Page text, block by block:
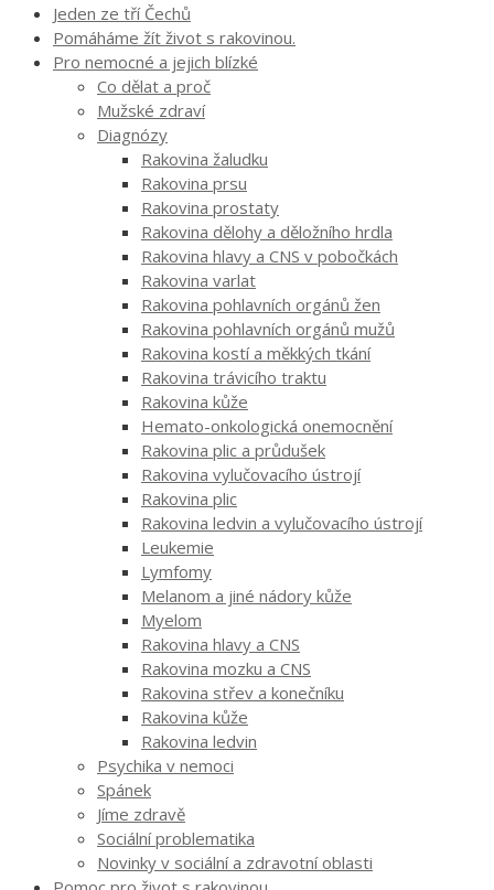
Jeden ze tří Čechů
Pomáháme žít život s rakovinou.
Pro nemocné a jejich blízké
Co dělat a proč
Mužské zdraví
Diagnózy
Rakovina žaludku
Rakovina prsu
Rakovina prostaty
Rakovina dělohy a děložního hrdla
Rakovina hlavy a CNS v pobočkách
Rakovina varlat
Rakovina pohlavních orgánů žen
Rakovina pohlavních orgánů mužů
Rakovina kostí a měkkých tkání
Rakovina trávicího traktu
Rakovina kůže
Hemato-onkologická onemocnění
Rakovina plic a průdušek
Rakovina vylučovacího ústrojí
Rakovina plic
Rakovina ledvin a vylučovacího ústrojí
Leukemie
Lymfomy
Melanom a jiné nádory kůže
Myelom
Rakovina hlavy a CNS
Rakovina mozku a CNS
Rakovina střev a konečníku
Rakovina kůže
Rakovina ledvin
Psychika v nemoci
Spánek
Jíme zdravě
Sociální problematika
Novinky v sociální a zdravotní oblasti